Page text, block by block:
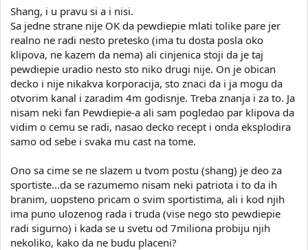
Shang, i u pravu si a i nisi.
Sa jedne strane nije OK da pewdiepie mlati tolike pare jer
realno ne radi nesto pretesko (ima tu dosta posla oko
klipova, ne kazem da nema) ali cinjenica stoji da je taj
pewdiepie uradio nesto sto niko drugi nije. On je obican
decko i nije nikakva korporacija, sto znaci da i ja mogu da
otvorim kanal i zaradim 4m godisnje. Treba znanja i za to. Ja
nisam neki fan Pewdiepie-a ali sam pogledao par klipova da
vidim o cemu se radi, nasao decko recept i onda eksplodira
samo od sebe i svaka mu cast na tome.
Ono sa cime se ne slazem u tvom postu (shang) je deo za
sportiste...da se razumemo nisam neki patriota i to da ih
branim, uopsteno pricam o svim sportistima, ali i kod njih
ima puno ulozenog rada i truda (vise nego sto pewdiepie
radi sigurno) i kada se u svetu od 7miliona probiju njih
nekoliko, kako da ne budu placeni?